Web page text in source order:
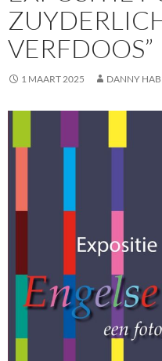
VERFDOOS”
1 MAART 2025 DANNY